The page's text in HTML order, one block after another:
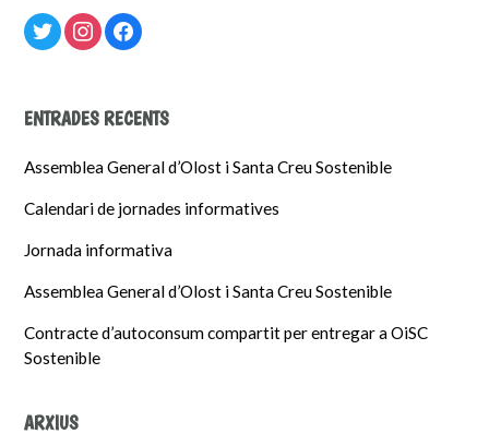
twitterinstagram
facebook
ENTRADES RECENTS
Assemblea General d’Olost i Santa Creu Sostenible
Calendari de jornades informatives
Jornada informativa
Assemblea General d’Olost i Santa Creu Sostenible
Contracte d’autoconsum compartit per entregar a OiSC
Sostenible
ARXIUS